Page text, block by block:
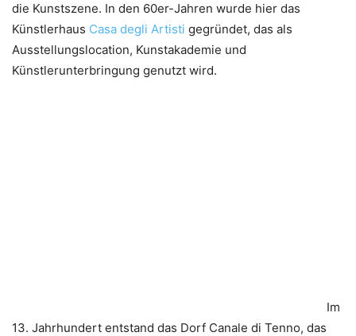
die Kunstszene. In den 60er-Jahren wurde hier das
Künstlerhaus Casa degli Artisti gegründet, das als
Ausstellungslocation, Kunstakademie und
Künstlerunterbringung genutzt wird.
Im
13. Jahrhundert entstand das Dorf Canale di Tenno, das